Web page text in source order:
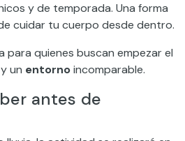
y de temporada. Una forma
cuidar tu cuerpo desde dentro.
quienes buscan empezar el
y un entornoincomparable.
antes de